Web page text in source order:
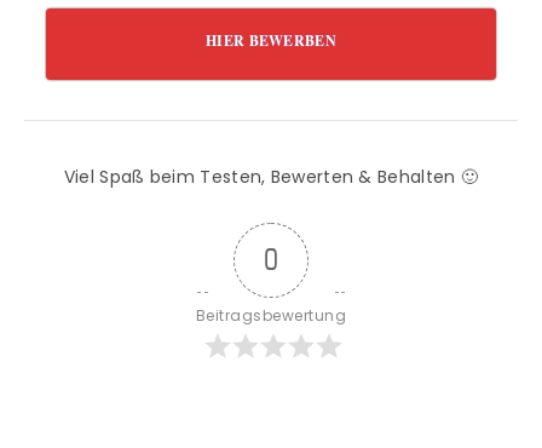
HIER BEWERBEN
Viel Spaß beim Testen, Bewerten & Behalten 🙂
0
Beitragsbewertung